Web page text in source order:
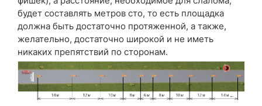
будет составлять метров сто, то есть площадка
должна быть достаточно протяженной, а также,
желательно, достаточно широкой и не иметь
никаких препятствий по сторонам.